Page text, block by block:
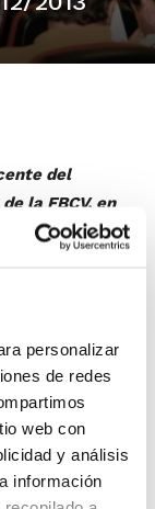
personalizar
de redes
web con
y análisis
información
del
la FBCV, en
y
el presupuesto
el
Comités de
en